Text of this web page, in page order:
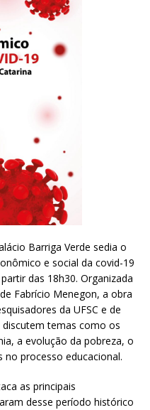
Barriga Verde sedia o
e social da covid-19
das 18h30. Organizada
Fabrício Menegon, a obra
da UFSC e de
temas como os
a evolução da pobreza, o
processo educacional.
as principais
desse período histórico